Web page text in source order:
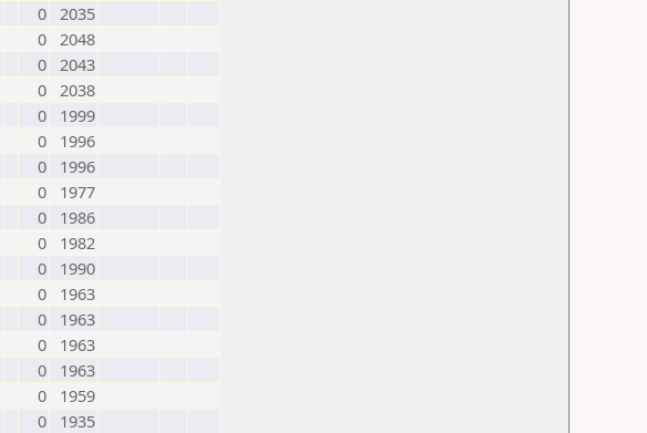
0 2035
0 2048
0 2043
0 2038
0
1999
0
1996
0
1996
0
1977
0
1986
0
1982
0
1990
0
1963
0
1963
0
1963
0
1963
0
1959
0 1935